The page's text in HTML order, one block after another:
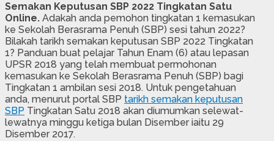
Semakan Keputusan SBP 2022 Tingkatan Satu
Online. Adakah anda pemohon tingkatan 1 kemasukan
ke Sekolah Berasrama Penuh (SBP) sesi tahun 2022?
Bilakah tarikh semakan keputusan SBP 2022 Tingkatan
1? Panduan buat pelajar Tahun Enam (6) atau lepasan
UPSR 2018 yang telah membuat permohonan
kemasukan ke Sekolah Berasrama Penuh (SBP) bagi
Tingkatan 1 ambilan sesi 2018. Untuk pengetahuan
anda, menurut portal SBP tarikh semakan keputusan
SBP Tingkatan Satu 2018 akan diumumkan selewat-
lewatnya minggu ketiga bulan Disember iaitu 29
Disember 2017.